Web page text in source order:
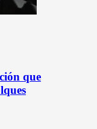
que